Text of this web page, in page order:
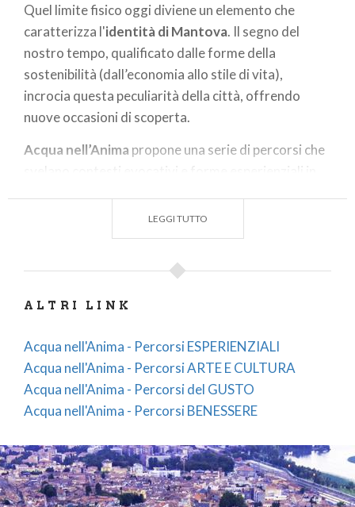
Quel limite fisico oggi diviene un elemento che
caratterizza l'identità di Mantova. Il segno del
nostro tempo, qualificato dalle forme della
sostenibilità (dall’economia allo stile di vita),
incrocia questa peculiarità della città, offrendo
nuove occasioni di scoperta.
Acqua nell’Anima propone una serie di percorsi che
svelano contesti evocativi e forme esperienziali in
elemento non solo di confine ma traccia per itinerari
suggestivi e inediti.
Per saperne di più visita
LEGGI TUTTO
ALTRI LINK
Acqua nell'Anima - Percorsi ESPERIENZIALI
Acqua nell'Anima - Percorsi ARTE E CULTURA
Acqua nell'Anima - Percorsi del GUSTO
Acqua nell'Anima - Percorsi BENESSERE